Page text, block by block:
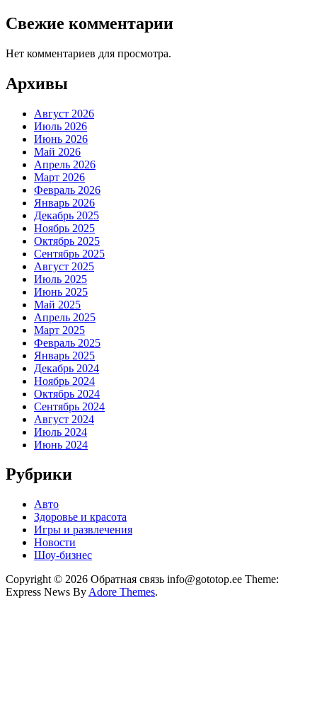
Свежие комментарии
Нет комментариев для просмотра.
Архивы
Август 2026
Июль 2026
Июнь 2026
Май 2026
Апрель 2026
Март 2026
Февраль 2026
Январь 2026
Декабрь 2025
Ноябрь 2025
Октябрь 2025
Сентябрь 2025
Август 2025
Июль 2025
Июнь 2025
Май 2025
Апрель 2025
Март 2025
Февраль 2025
Январь 2025
Декабрь 2024
Ноябрь 2024
Октябрь 2024
Сентябрь 2024
Август 2024
Июль 2024
Июнь 2024
Рубрики
Авто
Здоровье и красота
Игры и развлечения
Новости
Шоу-бизнес
Copyright © 2026 Обратная связь info@gototop.ee Theme:
Express News By Adore Themes.